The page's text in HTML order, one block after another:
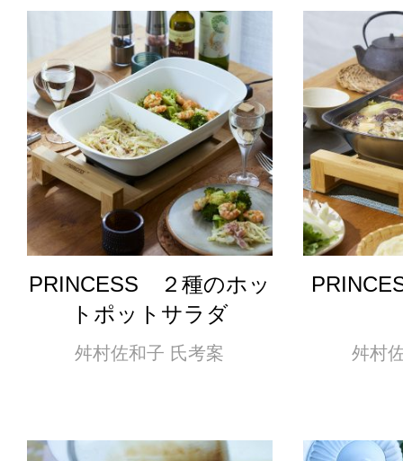
PRINCESS ２種のホッ
トポットサラダ
舛村佐和子 氏考案 舛村